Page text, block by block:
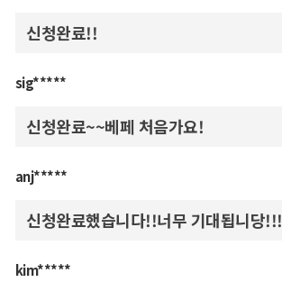
신청완료!!
sig*****
신청완료~~베페 처음가요!
anj*****
신청완료했습니다!!너무 기대됩니당!!!
kim*****